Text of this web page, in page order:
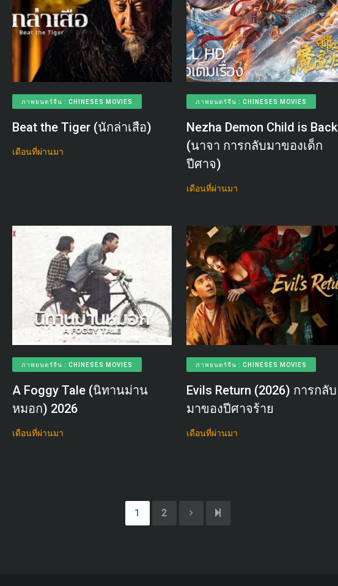
ภาพยนตร์จีน : CHINESES MOVIES
Beat the Tiger (นักล่าเสือ)
เดือนที่ผ่านมา
ภาพยนตร์จีน : CHINESES MOVIES
Nezha Demon Child is Back
(นาจา การกลับมาของเด็ก
ปีศาจ)
เดือนที่ผ่านมา
ภาพยนตร์จีน : CHINESES MOVIES
A Foggy Tale (นิทานม่าน
หมอก) 2026
เดือนที่ผ่านมา
ภาพยนตร์จีน : CHINESES MOVIES
Evils Return (2026) การกลับ
มาของปีศาจร้าย
เดือนที่ผ่านมา
1 2